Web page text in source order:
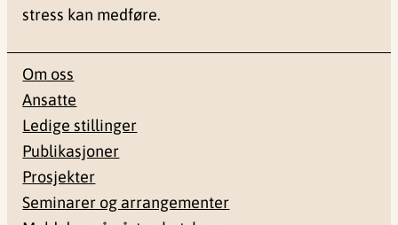
stress kan medføre.
Om oss
Ansatte
Ledige stillinger
Publikasjoner
Prosjekter
Seminarer og arrangementer